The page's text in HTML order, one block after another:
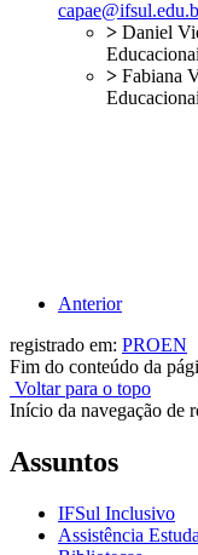
> Daniel
> Fabiana
Anterior
registrado em: PROEN
Fim do conteúdo da
Voltar para o topo
Início da navegação de
Assuntos
IFSul Inclusivo
Assistência